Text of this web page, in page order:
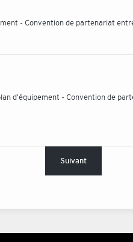
- Convention de partenariat
d'équipement - Convention de
Suivant